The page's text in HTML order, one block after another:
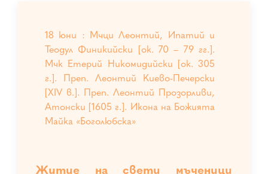
18 юни : Мчци Леонтий, Ипатий и
Теодул Финикийски [ок. 70 – 79 гг.].
Мчк Етерий Никомидийски [ок. 305
г.]. Преп. Леонтий Киево-Печерски
[XIV в.]. Преп. Леонтий Прозорливи,
Атонски [1605 г.]. Икона на Божията
Майка «Боголюбска»
Житие на свети мъченици